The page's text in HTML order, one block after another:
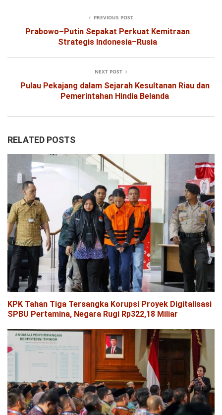
PREVIOUS POST
Prabowo–Putin Sepakat Perkuat Kemitraan
Strategis Indonesia–Rusia
NEXT POST
Pulau Pekajang dalam Sejarah Kesultanan Riau dan
Pemerintahan Hindia Belanda
RELATED POSTS
KPK Tahan Tiga Tersangka Korupsi Proyek Digitalisasi
SPBU Pertamina, Negara Rugi Rp322,18 Miliar